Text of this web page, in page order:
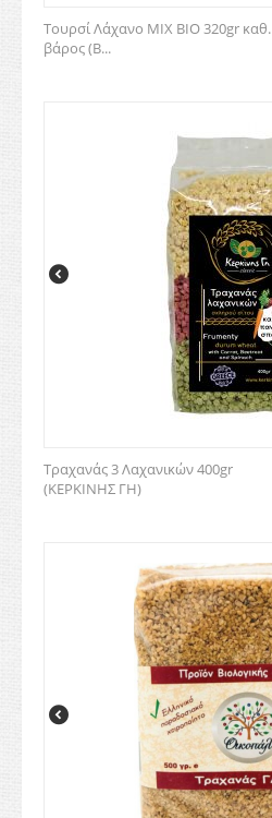
Τουρσί Λάχανο ΜΙΧ BIO 320gr καθ.
βάρος (Β...
Τραχανάς 3 Λαχανικών 400gr
(ΚΕΡΚΙΝΗΣ ΓΗ)